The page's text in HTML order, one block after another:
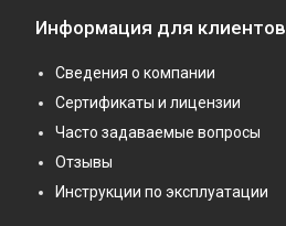
Информация для клиентов
Сведения о компании
Сертификаты и лицензии
Часто задаваемые вопросы
Отзывы
Инструкции по эксплуатации